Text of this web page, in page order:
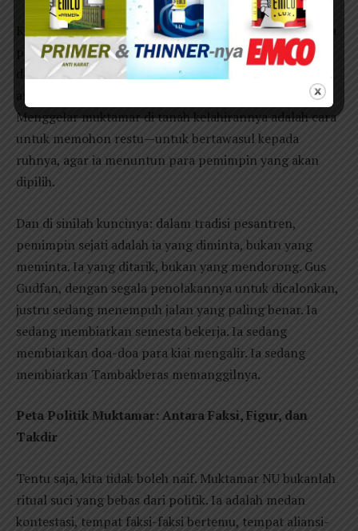
Ketiga, secara mistik, pemilihan Tambakberas membuka
portal spiritual yang menghubungkan muktamar ini
dengan para pendiri NU. KH. Wahab Chasbullah, sang
Menggelar muktamar di tanah kelahirannya adalah cara
untuk memohon restu—untuk bertawasul kepada
ruhnya, agar ia menuntun para pemimpin yang akan
dipilih.
Dan di sinilah kuncinya: dalam tradisi pesantren,
pemimpin sejati adalah ia yang diminta, bukan yang
meminta. Ia yang ditarik, bukan yang mendorong. Gus
Gudfan, dengan segala penolakannya untuk dicalonkan,
justru sedang menempuh jalan yang paling benar. Ia
sedang membiarkan semesta bekerja. Ia sedang
membiarkan doa-doa para kiai mengalir. Ia sedang
membiarkan Tambakberas memanggilnya.
Peta Politik Muktamar: Antara Faksi, Figur, dan
Takdir
Tentu saja, kita tidak boleh naif. Muktamar NU bukanlah
ritual suci yang bebas dari politik. Ia adalah medan
kontestasi, tempat faksi-faksi bertemu, tempat aliansi-